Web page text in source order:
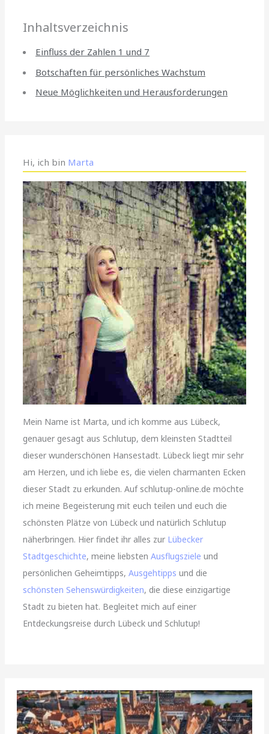
Inhaltsverzeichnis
Einfluss der Zahlen 1 und 7
Botschaften für persönliches Wachstum
Neue Möglichkeiten und Herausforderungen
Hi, ich bin Marta
Mein Name ist Marta, und ich komme aus Lübeck,
genauer gesagt aus Schlutup, dem kleinsten Stadtteil
dieser wunderschönen Hansestadt. Lübeck liegt mir sehr
am Herzen, und ich liebe es, die vielen charmanten Ecken
dieser Stadt zu erkunden. Auf schlutup-online.de möchte
ich meine Begeisterung mit euch teilen und euch die
schönsten Plätze von Lübeck und natürlich Schlutup
näherbringen. Hier findet ihr alles zur Lübecker
Stadtgeschichte, meine liebstenAusflugsziele und
persönlichen Geheimtipps,Ausgehtipps und die
schönsten Sehenswürdigkeiten, die diese einzigartige
Stadt zu bieten hat. Begleitet mich auf einer
Entdeckungsreise durch Lübeck und Schlutup!